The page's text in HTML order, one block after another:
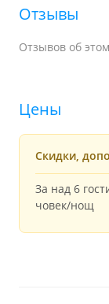
Отзывы
Отзывов об
Цены
Скидки,
За над 6
човек/нощ